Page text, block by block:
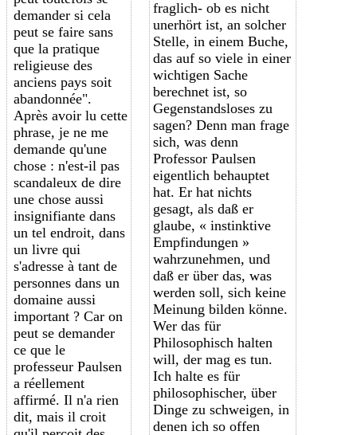
demander si cela
peut se faire sans
que la pratique
religieuse des
anciens pays soit
abandonnée".
Après avoir lu cette
phrase, je ne me
demande qu'une
chose : n'est-il pas
scandaleux de dire
une chose aussi
insignifiante dans
un tel endroit, dans
un livre qui
s'adresse à tant de
personnes dans un
domaine aussi
important ? Car on
peut se demander
ce que le
professeur Paulsen
a réellement
affirmé. Il n'a rien
dit, mais il croit
fraglich- ob es nicht
unerhört ist, an solcher
Stelle, in einem Buche,
das auf so viele in einer
wichtigen Sache
berechnet ist, so
Gegenstandsloses zu
sagen? Denn man frage
sich, was denn
Professor Paulsen
eigentlich behauptet
hat. Er hat nichts
gesagt, als daß er
glaube, « instinktive
Empfindungen »
wahrzunehmen, und
daß er über das, was
werden soll, sich keine
Meinung bilden könne.
Wer das für
Philosophisch halten
will, der mag es tun.
Ich halte es für
philosophischer, über
Dinge zu schweigen, in
denen ich so offen